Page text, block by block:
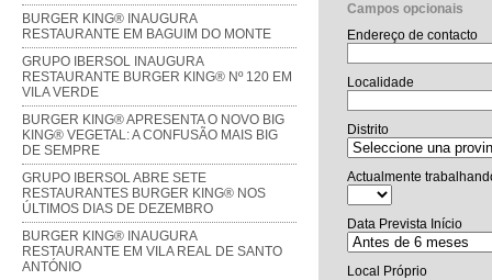
BURGER KING® INAUGURA
RESTAURANTE EM BAGUIM DO MONTE
GRUPO IBERSOL INAUGURA
RESTAURANTE BURGER KING® Nº 120 EM
VILA VERDE
BURGER KING® APRESENTA O NOVO BIG
KING® VEGETAL: A CONFUSÃO MAIS BIG
DE SEMPRE
GRUPO IBERSOL ABRE SETE
RESTAURANTES BURGER KING® NOS
ÚLTIMOS DIAS DE DEZEMBRO
BURGER KING® INAUGURA
RESTAURANTE EM VILA REAL DE SANTO
ANTÓNIO
Campos opcionais
Endereço de contacto
Localidade
Distrito
Actualmente
Data Prevista Início
Local Próprio